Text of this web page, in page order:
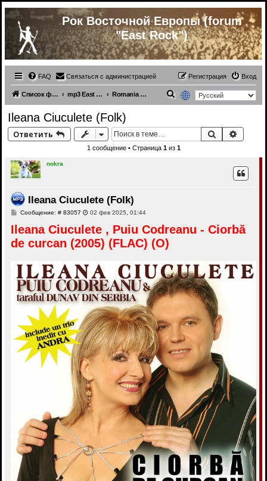
Рок Восточной Европы (forum
"East Rock")
FAQ Связаться с администрацией Вход
Регистрация
Список форумов mp3 East Europe music Romania (mp3)
к
Ileana Ciuculete (Folk)
Ответить Поиск
1 сообщение • Страница 1из 1
nokra
Ileana Ciuculete (Folk)
Сообщение: # 83057С
о
б
щ
е
е
02 фев 2025, 01:44
Ileana Ciuculete , Puiu Codreanu - Ciorbă
de curcan (2005) (FLAC) (O)